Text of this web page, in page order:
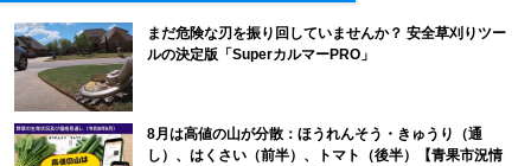
まだ危険な刃を振り回していませんか？ 安全草刈りツー
ルの決定版「SuperカルマーPRO」
8月は高値の山が分散：ほうれんそう・きゅうり（通
し）、はくさい（前半）、トマト（後半）【青果市況情